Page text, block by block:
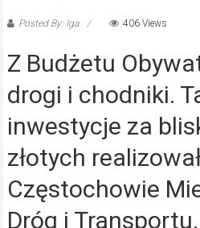
Posted By: Iga 406 Views
Z Budżetu
drogi i chodniki.
inwestycje za
złotych
Częstochowie
Dróg i Transportu.